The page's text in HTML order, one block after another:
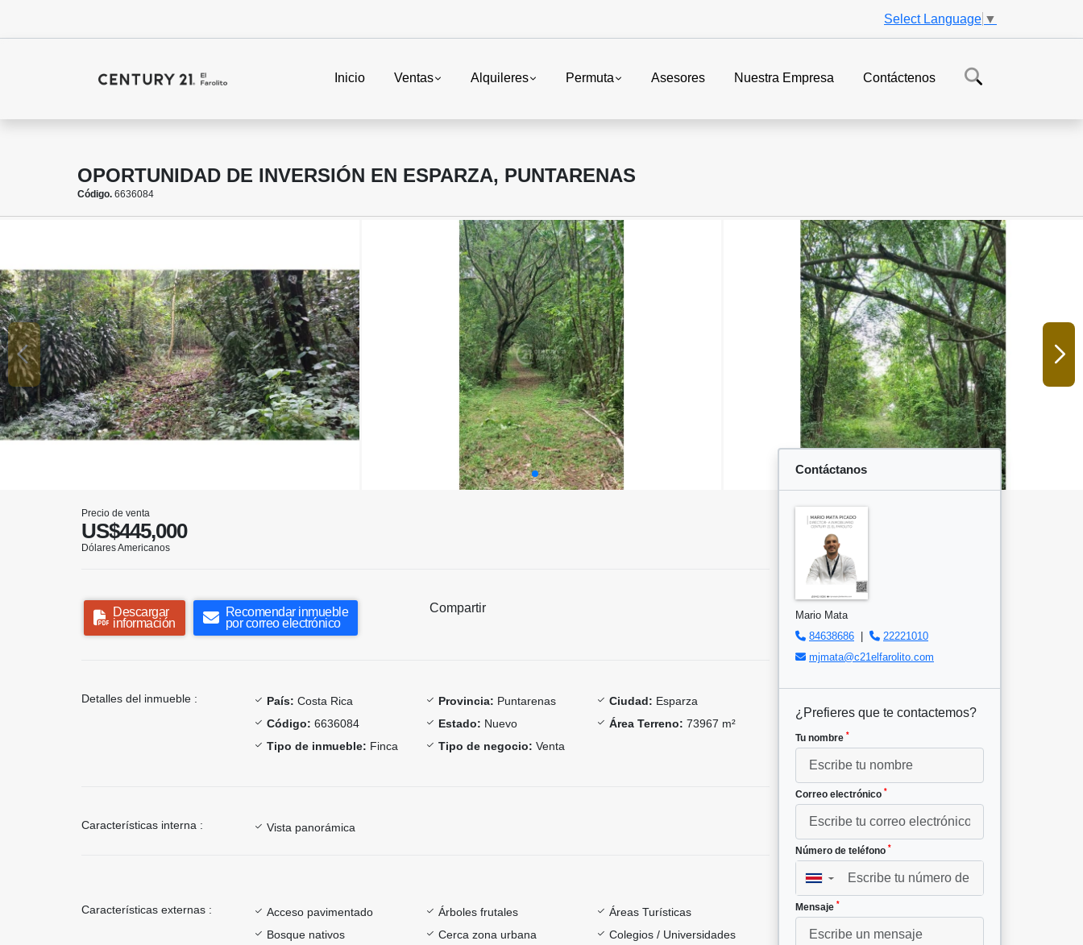
Select Language ▼
Inicio Ventas Alquileres Permuta Asesores Nuestra Empresa Contáctenos
OPORTUNIDAD DE INVERSIÓN EN ESPARZA, PUNTARENAS
Código. 6636084
Precio de venta
US$445,000
Dólares Americanos
Descargar
información
Recomendar inmueble
por correo electrónico
Compartir
Detalles del inmueble : País: Costa Rica Provincia: Puntarenas Ciudad: Esparza
Código: 6636084 Estado: Nuevo Área Terreno: 73967 m²
Tipo de inmueble: Finca Tipo de negocio: Venta
Características interna : Vista panorámica
Características externas : Acceso pavimentado Árboles frutales
Áreas Turísticas
Bosque nativos
Cerca zona urbana
Colegios / Universidades
Contáctanos
Mario Mata
84638686
22221010
mjmata@c21elfarolito.com
¿Prefieres que te contactemos?
Tu nombre *
Correo electrónico *
Número de teléfono *
▼
Mensaje *